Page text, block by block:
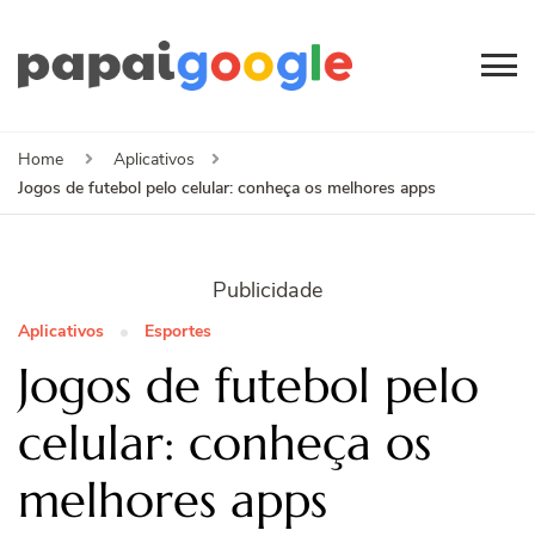
Home
Aplicativos
Jogos de futebol pelo celular: conheça os melhores apps
Publicidade
Aplicativos Esportes
Jogos de futebol pelo
celular: conheça os
melhores apps